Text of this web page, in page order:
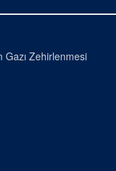
Gazı Zehirlenmesi